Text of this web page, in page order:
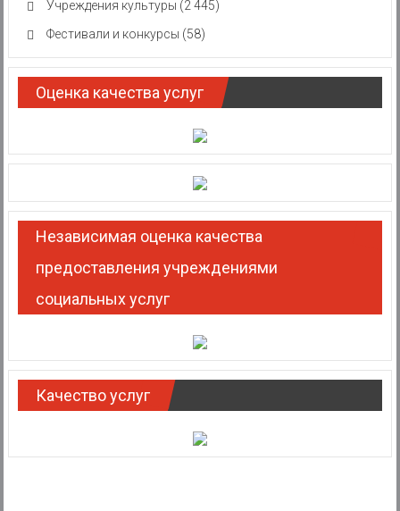
Учреждения культуры (2 445)
Фестивали и конкурсы (58)
Оценка качества услуг
Независимая оценка качества
предоставления учреждениями
социальных услуг
Качество услуг